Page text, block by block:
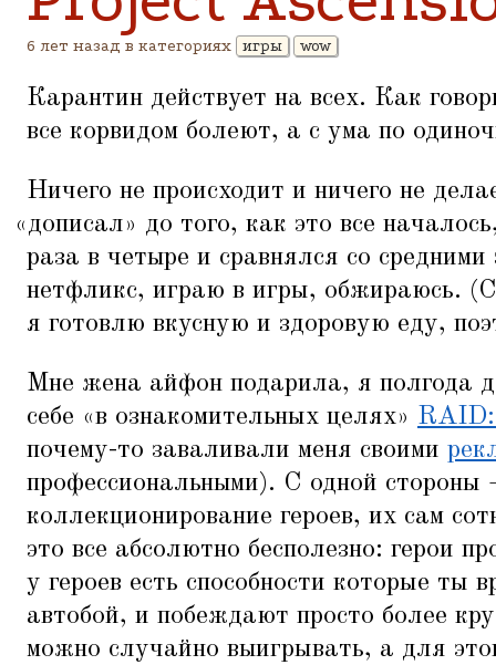
6 лет назад в категориях игры wow
Карантин действует на всех. Как
все корвидом болеют, а с ума по
Ничего не происходит и ничего не
«дописал» до того, как это все
раза в четыре и сравнялся со
нетфликс, играю в игры, обжираюсь.
я готовлю вкусную и здоровую еду,
Мне жена айфон подарила, я полгода
себе «в ознакомительных целях» RAID:
почему-то заваливали меня своими
профессиональными). С одной стороны
коллекционирование героев, их сам
это все абсолютно бесполезно: герои
у героев есть способности которые ты
автобой, и побеждают просто более
можно случайно выигрывать, а для